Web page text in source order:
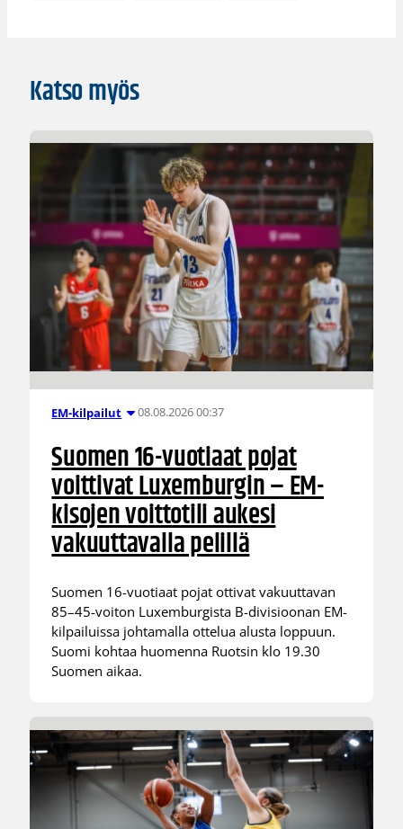
Katso myös
EM-kilpailut 08.08.2026 00:37
Suomen 16-vuotiaat pojat
voittivat Luxemburgin – EM-
kisojen voittotili aukesi
vakuuttavalla pelillä
Suomen 16-vuotiaat pojat ottivat vakuuttavan
85–45-voiton Luxemburgista B-divisioonan EM-
kilpailuissa johtamalla ottelua alusta loppuun.
Suomi kohtaa huomenna Ruotsin klo 19.30
Suomen aikaa.